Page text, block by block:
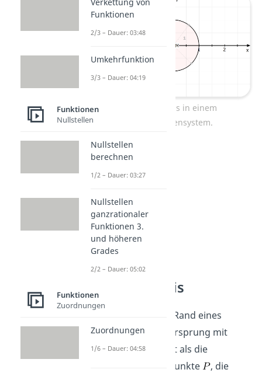
Einheitskreis in einem
Koordinatensystem.
Definition
Einheitskreis
Allgemein ist der Rand eines
Kreises um den Ursprung mit
Radius
definiert als die
Sammlung aller Punkte
, die
Funktionen
2/3 – Dauer: 03:48
Umkehrfunktion
3/3 – Dauer: 04:19
Funktionen
Nullstellen
Nullstellen
berechnen
1/2 – Dauer: 03:27
Nullstellen
ganzrationaler
Funktionen 3.
und höheren
Grades
2/2 – Dauer: 05:02
Funktionen
Zuordnungen
Zuordnungen
1/6 – Dauer: 04:58